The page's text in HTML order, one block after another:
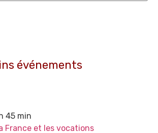
événements
45 min
France et les vocations